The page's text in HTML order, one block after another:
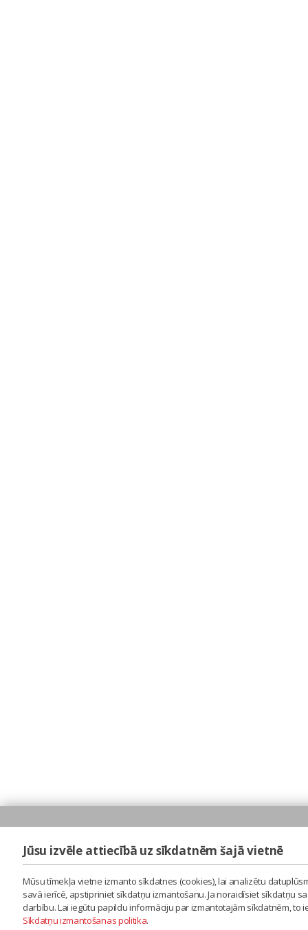
Jūsu izvēle attiecībā uz sīkdatnēm šajā vietnē
Mūsu tīmekļa vietne izmanto sīkdatnes (cookies), lai analizētu
savā ierīcē, apstipriniet sīkdatņu izmantošanu. Ja noraidīsiet sīkdatņu
darbību. Lai iegūtu papildu informāciju par izmantotajām sīkdatnēm,
Sīkdatņu izmantošanas politika.